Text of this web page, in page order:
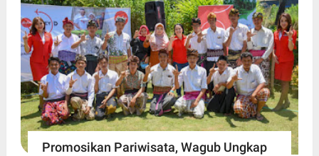
Promosikan Pariwisata, Wagub Ungkap